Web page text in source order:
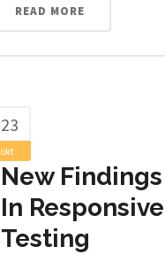
READ MORE
23
okt
New Findings
In Responsive
Testing